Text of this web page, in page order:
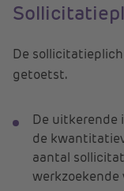
De
getoetst.
De uitkerende
de
aantal
werkzoekende